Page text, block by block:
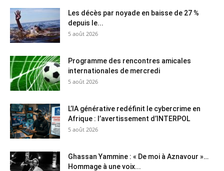
Les décès par noyade en baisse de 27 %
depuis le...
5 août 2026
Programme des rencontres amicales
internationales de mercredi
5 août 2026
L’IA générative redéfinit le cybercrime en
Afrique : l’avertissement d’INTERPOL
5 août 2026
Ghassan Yammine : « De moi à Aznavour »…
Hommage à une voix...